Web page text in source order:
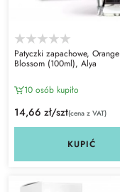
Patyczki zapachowe, Orange
Blossom (100ml), Alya
10 osób kupiło
14,66 zł/szt(cena z VAT)
KUPIĆ